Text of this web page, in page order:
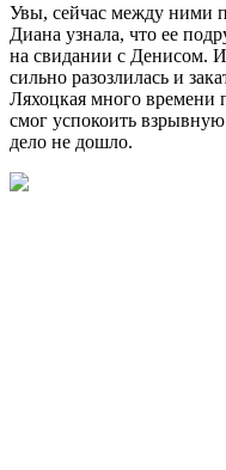
Увы, сейчас между ними
Диана узнала, что ее
на свидании с Денисом.
сильно разозлилась и
Ляхоцкая много времени
смог успокоить
дело не дошло.